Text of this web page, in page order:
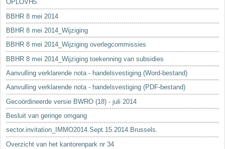
OPLOVH5
BBHR 8 mei 2014
BBHR 8 mei 2014_Wijziging
BBHR 8 mei 2014_Wijziging overlegcommissies
BBHR 8 mei 2014_Wijziging toekenning van subsidies
Aanvulling verklarende nota - handelsvestiging (Word-bestand)
Aanvulling verklarende nota - handelsvestiging (PDF-bestand)
Gecoördineerde versie BWRO (18) - juli 2014
Besluit van geringe omgang
sector.invitation_IMMO2014.Sept.15.2014.Brussels.
Overzicht van het kantorenpark nr 34